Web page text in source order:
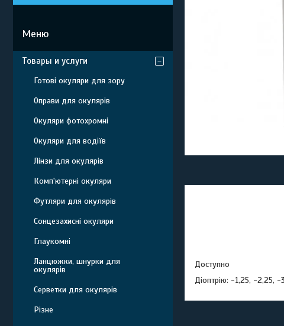
Доступно
Діоптрію: -1,25, -2,25,
Товары и услуги
Готові окуляри для зору
Оправи для окулярів
Окуляри фотохромні
Окуляри для водіїв
Лінзи для окулярів
Комп'ютерні окуляри
Футляри для окулярів
Сонцезахисні окуляри
Глаукомні
Ланцюжки, шнурки для
окулярів
Серветки для окулярів
Різне